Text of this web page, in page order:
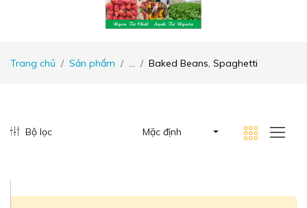
Trang chủ Sản phẩm ... Baked Beans, Spaghetti
Bộ lọc Mặc định